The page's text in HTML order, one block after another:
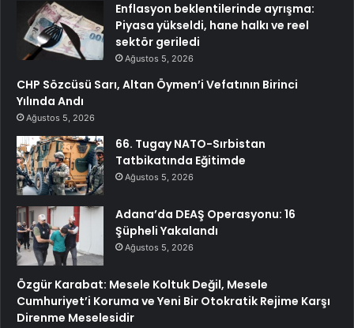
Enflasyon beklentilerinde ayrışma:
Piyasa yükseldi, hane halkı ve reel
sektör geriledi
Ağustos 5, 2026
CHP Sözcüsü Sarı, Altan Öymen’i Vefatının Birinci
Yılında Andı
Ağustos 5, 2026
66. Tugay NATO-Sırbistan
Tatbikatında Eğitimde
Ağustos 5, 2026
Adana’da DEAŞ Operasyonu: 16
Şüpheli Yakalandı
Ağustos 5, 2026
Özgür Karabat: Mesele Koltuk Değil, Mesele
Cumhuriyet’i Koruma ve Yeni Bir Otokratik Rejime Karşı
Direnme Meselesidir